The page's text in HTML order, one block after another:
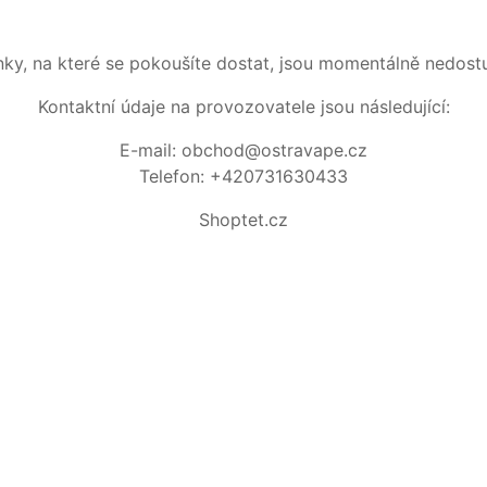
na které se pokoušíte dostat, jsou momentálně
Kontaktní údaje na provozovatele jsou následující:
E-mail: obchod@ostravape.cz
Telefon: +420731630433
Shoptet.cz